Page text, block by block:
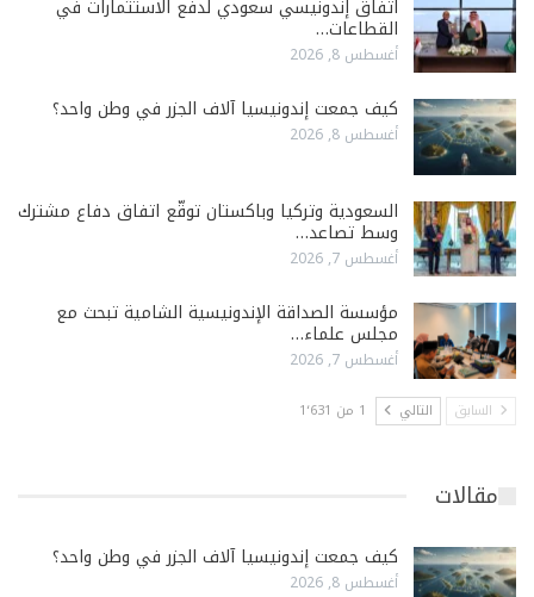
اتفاق إندونيسي سعودي لدفع الاستثمارات في
القطاعات…
أغسطس 8, 2026
كيف جمعت إندونيسيا آلاف الجزر في وطن واحد؟
أغسطس 8, 2026
السعودية وتركيا وباكستان توقّع اتفاق دفاع مشترك
وسط تصاعد…
أغسطس 7, 2026
مؤسسة الصداقة الإندونيسية الشامية تبحث مع
مجلس علماء…
أغسطس 7, 2026
السابق التالي 1 من 1٬631
مقالات
كيف جمعت إندونيسيا آلاف الجزر في وطن واحد؟
أغسطس 8, 2026